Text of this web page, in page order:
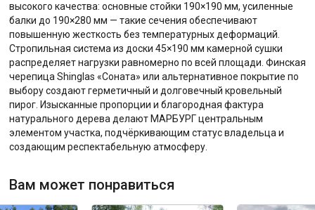
высокого качества: основные стойки 190×190 мм, усиленные
балки до 190×280 мм — такие сечения обеспечивают
повышенную жесткость без температурных деформаций.
Стропильная система из доски 45×190 мм камерной сушки
распределяет нагрузки равномерно по всей площади. Финская
черепица Shinglas «Соната» или альтернативное покрытие по
выбору создают герметичный и долговечный кровельный
пирог. Изысканные пропорции и благородная фактура
натурального дерева делают МАРБУРГ центральным
элементом участка, подчёркивающим статус владельца и
создающим респектабельную атмосферу.
Вам может понравиться